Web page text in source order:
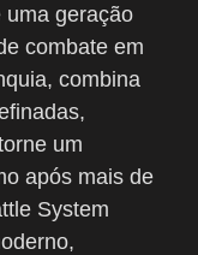
uma geração
combate em
combina
um
após mais de
System